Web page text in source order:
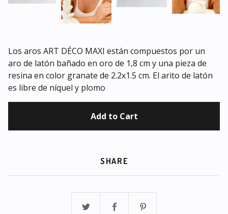
Los aros ART DÉCO MAXI están compuestos por un
aro de latón bañado en oro de 1,8 cm y una pieza de
resina en color granate de 2.2x1.5 cm. El arito de latón
es libre de níquel y plomo
Add to Cart
SHARE